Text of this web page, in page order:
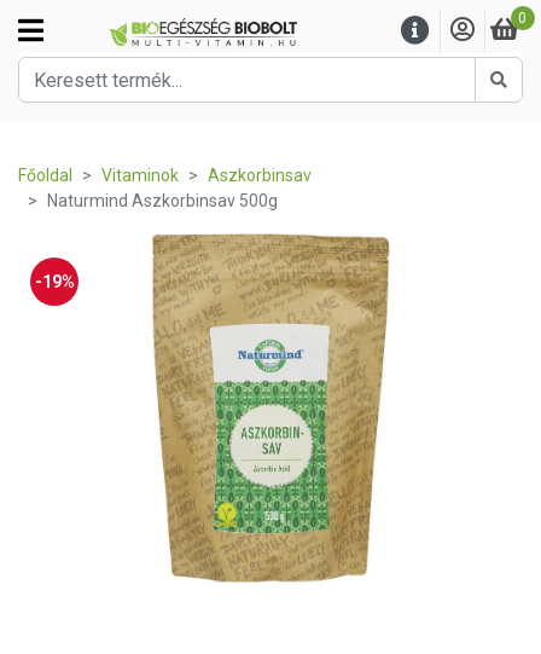
0
Főoldal Vitaminok
Aszkorbinsav
Naturmind Aszkorbinsav 500g
-19%